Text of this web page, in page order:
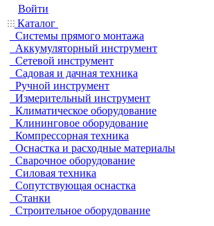
Войти
Каталог
Системы прямого монтажа
Аккумуляторный инструмент
Сетевой инструмент
Садовая и дачная техника
Ручной инструмент
Измерительный инструмент
Климатическое оборудование
Клининговое оборудование
Компрессорная техника
Оснастка и расходные материалы
Сварочное оборудование
Силовая техника
Сопутствующая оснастка
Станки
Строительное оборудование